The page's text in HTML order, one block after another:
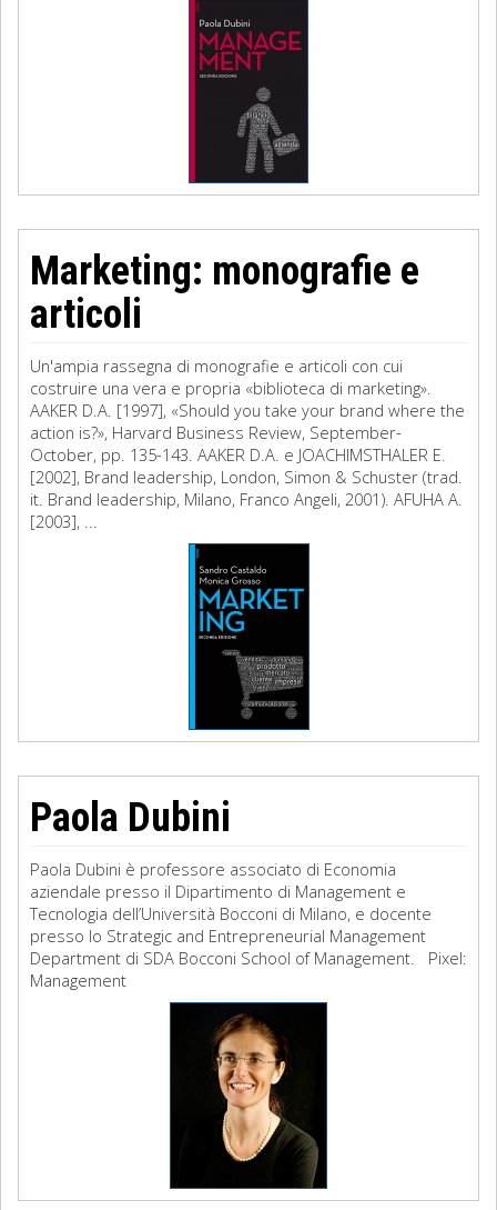
Marketing: monografie e
articoli
Un'ampia rassegna di monografie e articoli con cui
costruire una vera e propria «biblioteca di marketing».
AAKER D.A. [1997], «Should you take your brand where the
action is?», Harvard Business Review, September-
October, pp. 135-143. AAKER D.A. e JOACHIMSTHALER E.
[2002], Brand leadership, London, Simon & Schuster (trad.
it. Brand leadership, Milano, Franco Angeli, 2001). AFUHA A.
[2003], ...
Paola Dubini
Paola Dubini è professore associato di Economia
aziendale presso il Dipartimento di Management e
Tecnologia dell’Università Bocconi di Milano, e docente
presso lo Strategic and Entrepreneurial Management
Department di SDA Bocconi School of Management. Pixel:
Management